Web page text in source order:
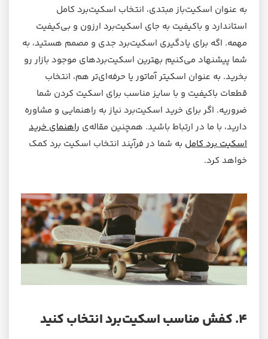
به عنوان اسکیت‌باز مبتدی، انتخاب اسکیت‌برد کامل
استاندارد و باکیفیت به جای اسکیت‌برد ارزون و بی‌کیفیت
مهمه. اگه برای یادگیری اسکیت‌برد جدی و مصمم هستید، به
شما پیشنهاد می‌کنیم بهترین اسکیت‌بردهای موجود بازار رو
بخرید. به عنوان اسکیتر آماتور یا حرفه‌ای‌تر هم، انتخاب
قطعات باکیفیت و با سایز مناسب برای اسکیت کردن شما
ضروریه. اگر برای خرید اسکیت‌برد نیاز به راهنمایی و مشاوره
دارید، با ما در ارتباط باشید. همچنین مقاله‌ی راهنمای خرید
اسکیت برد کامل به شما در فرآیند انتخاب اسکیت برد کمک
خواهد کرد.
۴. کفش مناسب اسکیت‌برد انتخاب کنید